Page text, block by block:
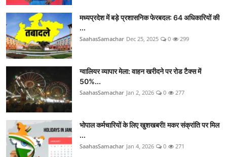
मध्यप्रदेश में बड़े प्रशासनिक फेरबदल: 64 अधिकारियों की
...
SaahasSamachar Dec 25, 2025 0 299
ग्वालियर व्यापार मेला: वाहन खरीदने पर रोड टैक्स में
50%...
SaahasSamachar Jan 2, 2026 0 277
भोपाल कर्मचारियों के लिए खुशखबरी! मकर संक्रांति पर मिल
...
SaahasSamachar Jan 4, 2026 0 271